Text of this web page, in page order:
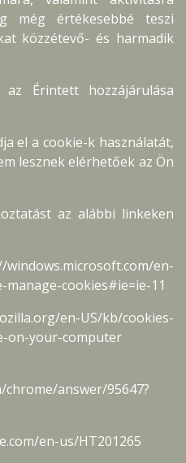
még értékesebbé teszi
közzétevő- és harmadik
az Érintett hozzájárulása
el a cookie-k használatát,
lesznek elérhetőek az Ön
az alábbi linkeken
en-
cookies#ie=ie-11
en-US/kb/cookies-
on-your-computer
answer/95647?
en-us/HT201265